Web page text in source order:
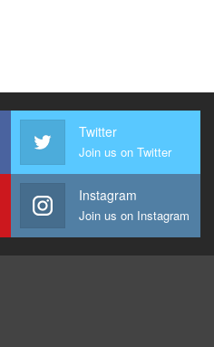
Twitter
Join us on Twitter
Instagram
Join us on Instagram